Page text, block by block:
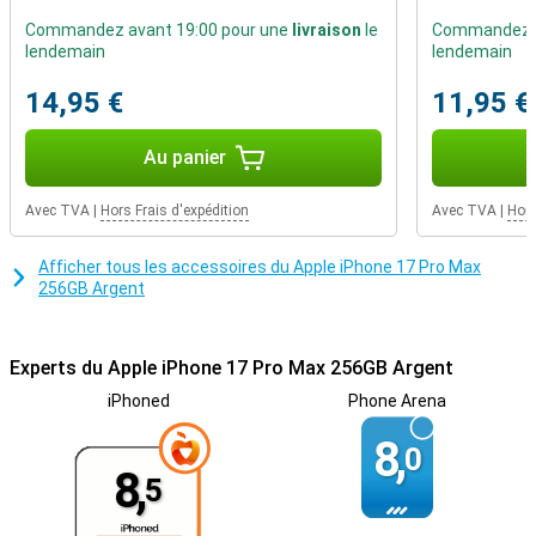
matériaux partiellement recyclés et est conçu pour durer des
années. Vous pouvez choisir parmi plusieurs couleurs exclusives,
Apple Intelligence
L'iPhone 17 Pro Max fonctionne avec Apple Intelligence, le système
d'intelligence personnelle qui vous assiste dans vos tâches
quotidiennes. Il vous aide à rédiger des textes, à organiser des
photos et à créer des souvenirs, tout en protégeant votre vie
privée. Apple Intelligence utilise un traitement local et fonctionne
avec de l'énergie 100 % renouvelable.
Commandez avant 19:00 pour une livraison le
lendemain
14,95 €
Au panier
Avec TVA Hors Frais d'expédition
Commandez
lendemain
11,95 €
Avec TVA
Afficher tous les accessoires du Apple iPhone 17 Pro Max
256GB Argent
Experts du Apple iPhone 17 Pro Max 256GB Argent
iPhoned
8,5
Phone Arena
8,0